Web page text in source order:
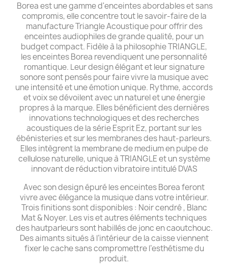
Borea est une gamme d'enceintes abordables et sans
compromis, elle concentre tout le savoir-faire de la
manufacture Triangle Acoustique pour offrir des
enceintes audiophiles de grande qualité, pour un
budget compact. Fidèle à la philosophie TRIANGLE,
les enceintes Borea revendiquent une personnalité
romantique. Leur design élégant et leur signature
sonore sont pensés pour faire vivre la musique avec
une intensité et une émotion unique. Rythme, accords
et voix se dévoilent avec un naturel et une énergie
propres à la marque. Elles bénéficient des dernières
innovations technologiques et des recherches
acoustiques de la série Esprit Ez, portant sur les
ébénisteries et sur les membranes des haut-parleurs.
Elles intègrent la membrane de medium en pulpe de
cellulose naturelle, unique à TRIANGLE et un système
innovant de réduction vibratoire intitulé DVAS
Avec son design épuré les enceintes Borea feront
vivre avec élégance la musique dans votre intérieur.
Trois finitions sont disponibles : Noir cendré , Blanc
Mat & Noyer. Les vis et autres éléments techniques
des hautparleurs sont habillés de jonc en caoutchouc.
Des aimants situés à l’intérieur de la caisse viennent
fixer le cache sans compromettre l’esthétisme du
produit.